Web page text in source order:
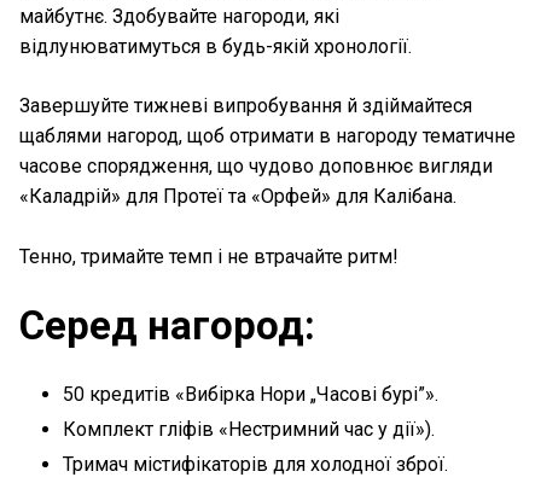
майбутнє. Здобувайте нагороди, які
відлунюватимуться в будь-якій хронології.
Завершуйте тижневі випробування й здіймайтеся
щаблями нагород, щоб отримати в нагороду тематичне
часове спорядження, що чудово доповнює вигляди
«Каладрій» для Протеї та «Орфей» для Калібана.
Тенно, тримайте темп і не втрачайте ритм!
Серед нагород:
50 кредитів «Вибірка Нори „Часові бурі”».
Комплект гліфів «Нестримний час у дії»).
Тримач містифікаторів для холодної зброї.